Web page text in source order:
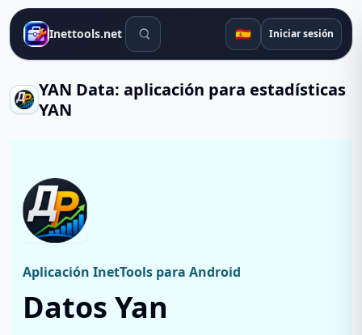
Inettools.net Herramientas de búsqueda
🇪🇸 Iniciar sesión
YAN Data: aplicación para estadísticas
YAN
Aplicación InetTools para Android
Datos Yan